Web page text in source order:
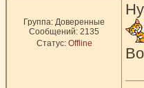
Группа: Доверенные
Сообщений: 2135
Статус: Offline